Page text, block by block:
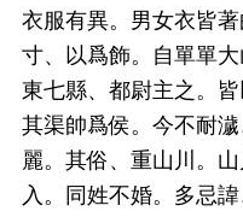
衣服有異。男女衣皆
寸、以爲飾。自單單
東七縣、都尉主之。
其渠帥爲侯。今不耐
麗。其俗、重山川。
入。同姓不婚。多忌